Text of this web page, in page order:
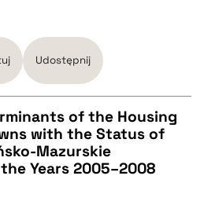
Udostępnij
of the Housing
with the Status of
Mazurskie
Years 2005–2008